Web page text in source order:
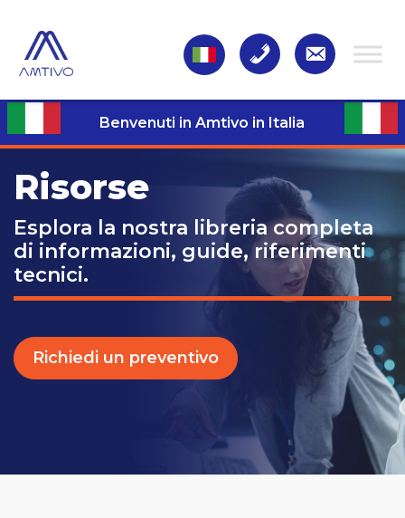
Benvenuti in Amtivo in Italia
Risorse
Esplora la nostra libreria completa
di informazioni, guide, riferimenti
tecnici.
Richiedi un preventivo